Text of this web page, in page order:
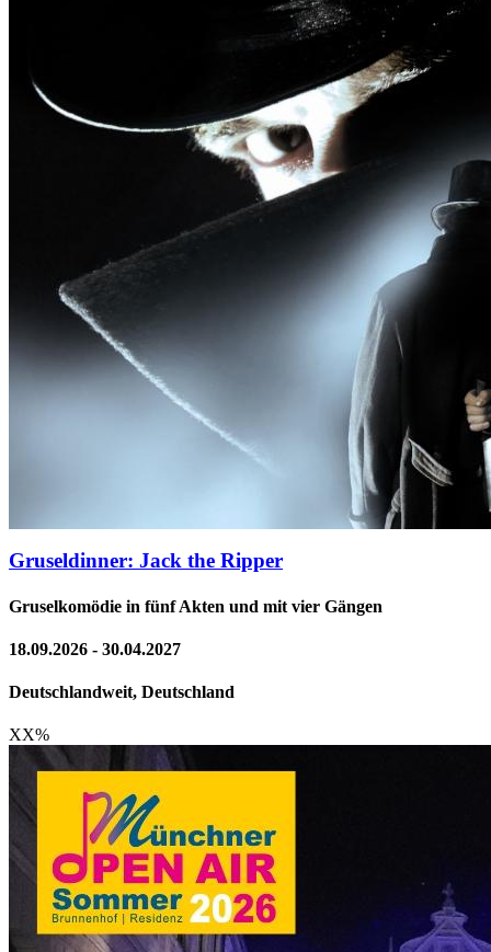
Gruseldinner: Jack the Ripper
Gruselkomödie in fünf Akten und mit vier Gängen
18.09.2026 - 30.04.2027
Deutschlandweit, Deutschland
XX%